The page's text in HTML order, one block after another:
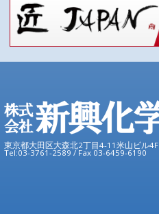
東京都大田区大森北2丁目4-11米山ビル4F
Tel:03-3761-2589 / Fax 03-6459-6190